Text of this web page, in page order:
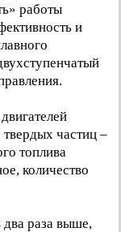
работы
и
твердых частиц –
топлива
количество
два раза выше,